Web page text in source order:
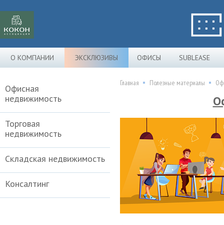
О КОМПАНИИ ЭКСКЛЮЗИВЫ ОФИСЫ SUBLEASE
Офисная
недвижимость
Торговая
недвижимость
Складская недвижимость
Консалтинг
Главная Полезные материалы